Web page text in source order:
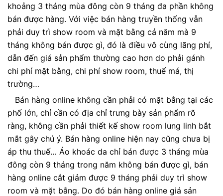
khoảng 3 tháng mùa đông còn 9 tháng đa phần không
bán được hàng. Với việc bán hàng truyền thống vẫn
phải duy trì show room và mặt bằng cả năm mà 9
tháng không bán được gì, đó là điều vô cùng lãng phí,
dẫn đến giá sản phẩm thường cao hơn do phải gánh
chi phí mặt bằng, chi phí show room, thuế má, thị
trường…
Bán hàng online không cần phải có mặt bằng tại các
phố lớn, chỉ cần có địa chỉ trưng bày sản phẩm rõ
ràng, không cần phải thiết kế show room lung linh bắt
mắt gây chú ý. Bán hàng online hiện nay cũng chưa bị
áp thu thuế… Áo khoác da chỉ bán được 3 tháng mùa
đông còn 9 tháng trong năm không bán được gì, bán
hàng online cắt giảm được 9 tháng phải duy trì show
room và mặt bằng. Do đó bán hàng online giá sản